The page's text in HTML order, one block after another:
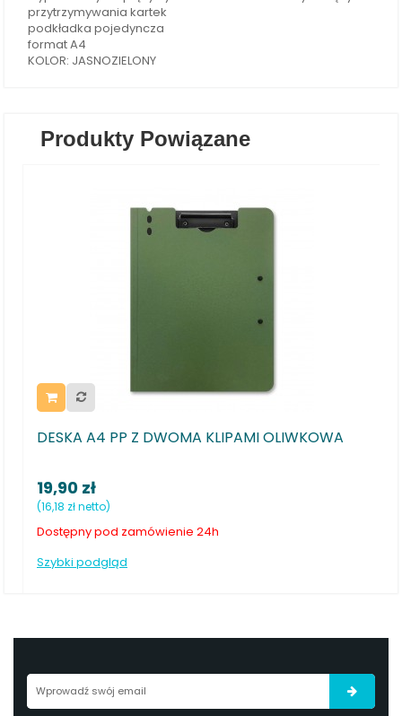
przytrzymywania kartek
podkładka pojedyncza
format A4
KOLOR: JASNOZIELONY
Produkty Powiązane
KLIPAMI OLIWKOWA
24h
DESKA A4 PODW.
Dostępny od ręki